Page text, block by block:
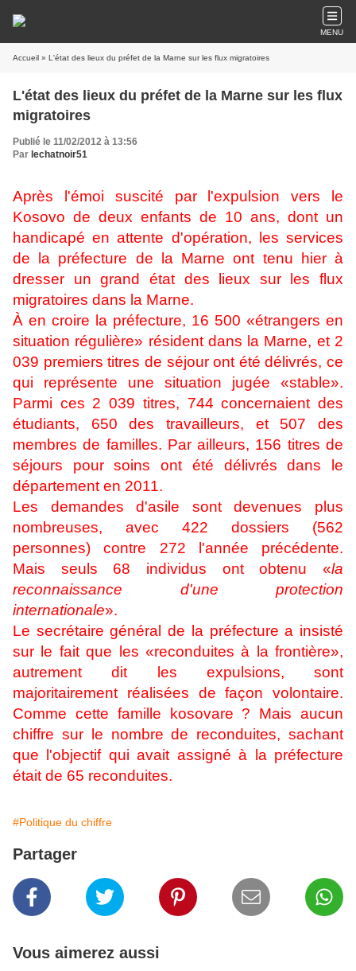
MENU
Accueil » L'état des lieux du préfet de la Marne sur les flux migratoires
L'état des lieux du préfet de la Marne sur les flux
migratoires
Publié le 11/02/2012 à 13:56
Par lechatnoir51
Après l'émoi suscité par l'expulsion vers le
Kosovo de deux enfants de 10 ans, dont un
handicapé en attente d'opération, les services
de la préfecture de la Marne ont tenu hier à
dresser un grand état des lieux sur les flux
migratoires dans la Marne.
À en croire la préfecture, 16 500 «étrangers en
situation régulière» résident dans la Marne, et 2
039 premiers titres de séjour ont été délivrés, ce
qui représente une situation jugée «stable».
Parmi ces 2 039 titres, 744 concernaient des
étudiants, 650 des travailleurs, et 507 des
membres de familles. Par ailleurs, 156 titres de
séjours pour soins ont été délivrés dans le
département en 2011.
Les demandes d'asile sont devenues plus
nombreuses, avec 422 dossiers (562
personnes) contre 272 l'année précédente.
Mais seuls 68 individus ont obtenu «la
reconnaissance d'une protection
internationale».
Le secrétaire général de la préfecture a insisté
sur le fait que les «reconduites à la frontière»,
autrement dit les expulsions, sont
majoritairement réalisées de façon volontaire.
Comme cette famille kosovare ? Mais aucun
chiffre sur le nombre de reconduites, sachant
que l'objectif qui avait assigné à la préfecture
était de 65 reconduites.
#Politique du chiffre
Partager
Vous aimerez aussi